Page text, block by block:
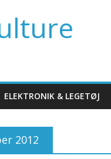
ELEKTRONIK & LEGETØJ
2012